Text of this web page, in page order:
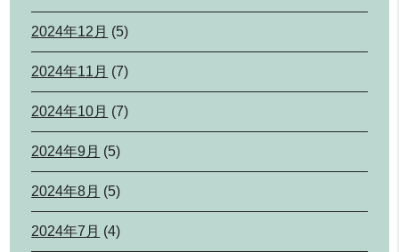
2024年12月 (5)
2024年11月 (7)
2024年10月 (7)
2024年9月 (5)
2024年8月 (5)
2024年7月 (4)